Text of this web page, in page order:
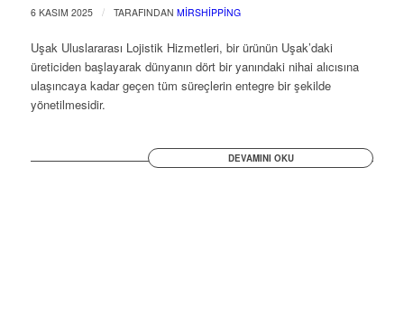
6 KASIM 2025 / TARAFINDAN MIRSHIPPING
Uşak Uluslararası Lojistik Hizmetleri, bir ürünün Uşak’daki
üreticiden başlayarak dünyanın dört bir yanındaki nihai alıcısına
ulaşıncaya kadar geçen tüm süreçlerin entegre bir şekilde
yönetilmesidir.
DEVAMINI OKU